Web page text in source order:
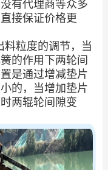
有代理商等众多
接保证价格更
粒度的调节，当
的作用下两轮间
是通过增减垫片
的，当增加垫片
两辊轮间隙变